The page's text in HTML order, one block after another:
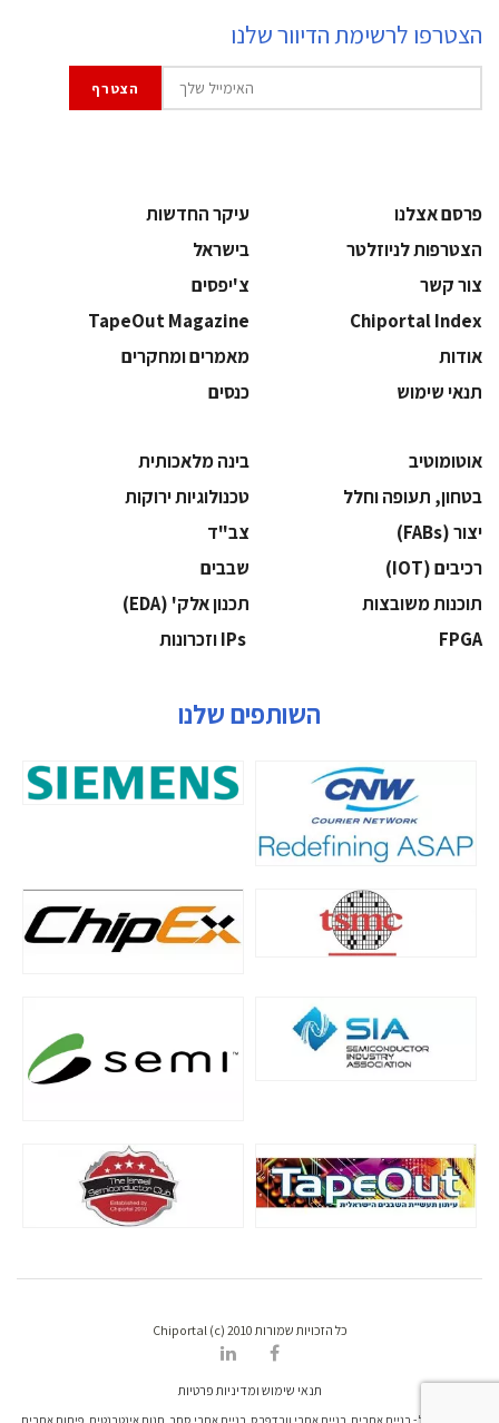
הצטרפו לרשימת הדיוור שלנו
פרסם אצלנו
עיקר החדשות
הצטרפות לניוזלטר
בישראל
צור קשר
צ'יפסים
Chiportal Index
TapeOut Magazine
אודות
מאמרים ומחקרים
תנאי שימוש
כנסים
אוטומוטיב
בינה מלאכותית
בטחון, תעופה וחלל
‫טכנולוגיות ירוקות‬
‫יצור (‪(FABs‬‬
‫צב"ד‬
‫רכיבים‬ (IOT)
‫שבבים‬
‫תוכנות משובצות‬
‫תכנון אלק' (‪(EDA‬‬
‫‪FPGA‬‬
השותפים שלנו
כל הזכויות שמורות Chiportal (c) 2010
תנאי שימוש ומדיניות פרטיות